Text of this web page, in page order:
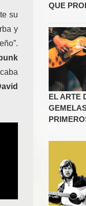
su
y
QUE
EL ARTE